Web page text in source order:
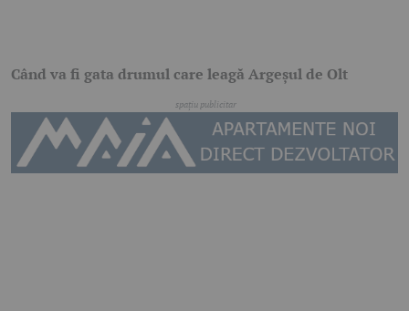
Când va fi gata drumul care leagă Argeșul de Olt